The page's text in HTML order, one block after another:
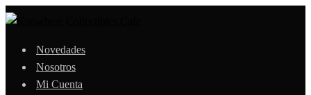
Novedades
Nosotros
Mi Cuenta